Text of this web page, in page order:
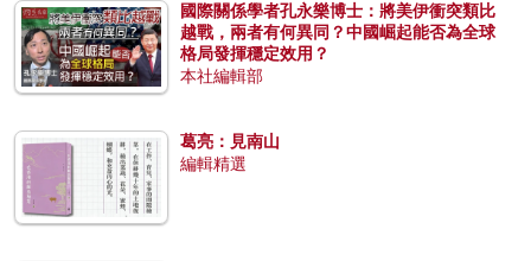
國際關係學者孔永樂博士：將美伊衝突類比
越戰，兩者有何異同？中國崛起能否為全球
格局發揮穩定效用？
本社編輯部
葛亮：見南山
編輯精選